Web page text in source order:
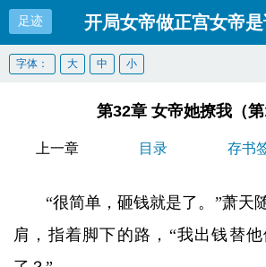
足迹 开局女帝做正宫女帝
字体： 大 中 小
第32章 女帝她撩我（第
上一章 目录 存书
“很简单，砸钱就是了。”萧天
肩，指着脚下的路，“我出钱替